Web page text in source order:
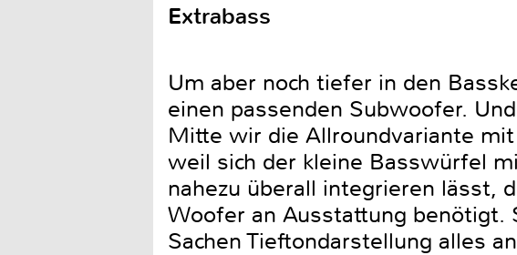
Extrabass
Um aber noch tiefer in den
einen passenden Subwoofer.
Mitte wir die Allroundvariante
weil sich der kleine Basswürfel
nahezu überall integrieren lässt,
Woofer an Ausstattung benötigt.
Sachen Tieftondarstellung alles